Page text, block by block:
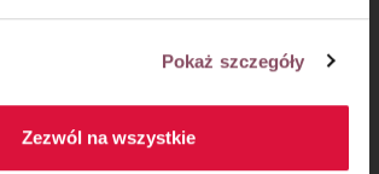
Pokaż szczegóły
Zezwól na wszystkie